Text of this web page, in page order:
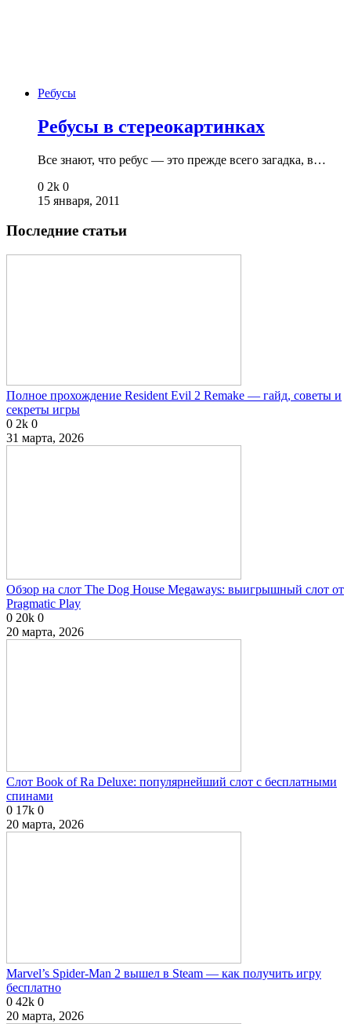
Ребусы
Ребусы в стереокартинках
Все знают, что ребус — это прежде всего загадка, в…
0 2k 0
15 января, 2011
Последние статьи
Полное прохождение Resident Evil 2 Remake — гайд, советы и
секреты игры
0 2k 0
31 марта, 2026
Обзор на слот The Dog House Megaways: выигрышный слот от
Pragmatic Play
0 20k 0
20 марта, 2026
Слот Book of Ra Deluxe: популярнейший слот с бесплатными
спинами
0 17k 0
20 марта, 2026
Marvel’s Spider-Man 2 вышел в Steam — как получить игру
бесплатно
0 42k 0
20 марта, 2026